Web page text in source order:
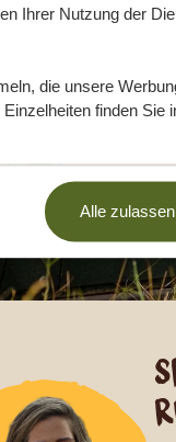
Ihrer Nutzung der
die unsere
finden Sie
Alle zulassen